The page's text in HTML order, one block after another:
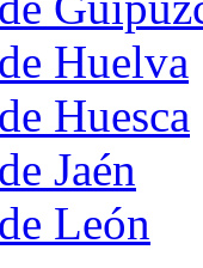
Huelva
Huesca
Jaén
León